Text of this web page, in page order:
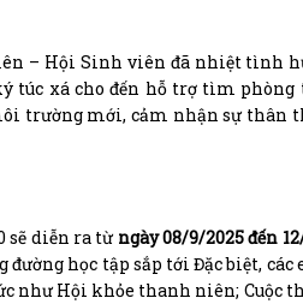
– Hội Sinh viên đã nhiệt tình
túc xá cho đến hỗ trợ tìm phòng
trường mới, cảm nhận sự thân
sẽ diễn ra từ ngày 08/9/2025 đến
học tập sắp tới Đặc biệt, các
như Hội khỏe thanh niên; Cuộc